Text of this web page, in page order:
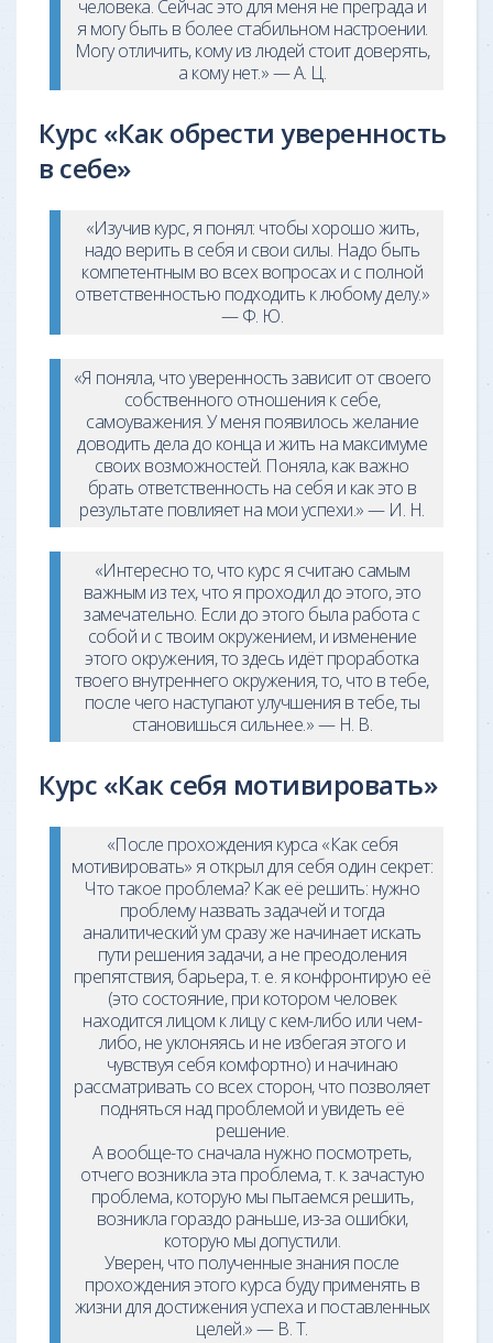
человека. Сейчас это для меня не преграда и
я могу быть в более стабильном настроении.
Могу отличить, кому из людей стоит доверять,
а кому нет.» — А. Ц.
Курс «Как обрести уверенность
в себе»
«Изучив курс, я понял: чтобы хорошо жить,
надо верить в себя и свои силы. Надо быть
компетентным во всех вопросах и с полной
ответственностью подходить к любому делу.»
— Ф. Ю.
«Я поняла, что уверенность зависит от своего
собственного отношения к себе,
самоуважения. У меня появилось желание
доводить дела до конца и жить на максимуме
своих возможностей. Поняла, как важно
брать ответственность на себя и как это в
результате повлияет на мои успехи.» — И. Н.
«Интересно то, что курс я считаю самым
важным из тех, что я проходил до этого, это
замечательно. Если до этого была работа с
собой и с твоим окружением, и изменение
этого окружения, то здесь идёт проработка
твоего внутреннего окружения, то, что в тебе,
после чего наступают улучшения в тебе, ты
становишься сильнее.» — Н. В.
Курс «Как себя мотивировать»
«После прохождения курса «Как себя
мотивировать» я открыл для себя один секрет:
Что такое проблема? Как её решить: нужно
проблему назвать задачей и тогда
аналитический ум сразу же начинает искать
пути решения задачи, а не преодоления
препятствия, барьера, т. е. я конфронтирую её
(это состояние, при котором человек
находится лицом к лицу с кем-либо или чем-
либо, не уклоняясь и не избегая этого и
чувствуя себя комфортно) и начинаю
рассматривать со всех сторон, что позволяет
подняться над проблемой и увидеть её
решение.
А вообще-то сначала нужно посмотреть,
отчего возникла эта проблема, т. к. зачастую
проблема, которую мы пытаемся решить,
возникла гораздо раньше, из-за ошибки,
которую мы допустили.
Уверен, что полученные знания после
прохождения этого курса буду применять в
жизни для достижения успеха и поставленных
целей.» — В. Т.